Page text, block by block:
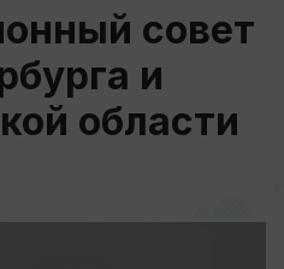
совет
и
области